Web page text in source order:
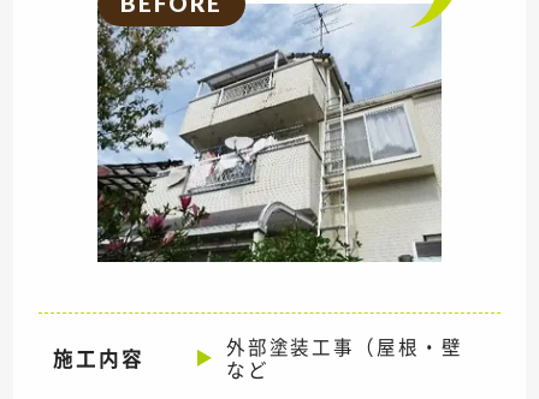
施工内容
外部塗装工事（屋根・壁
など